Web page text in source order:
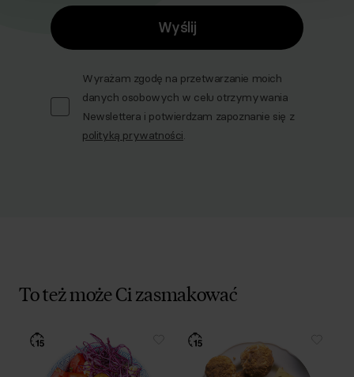
Wyślij
Wyrażam zgodę na przetwarzanie moich
danych osobowych w celu otrzymywania
Newslettera i potwierdzam zapoznanie się z
polityką prywatności.
To też może Ci zasmakować